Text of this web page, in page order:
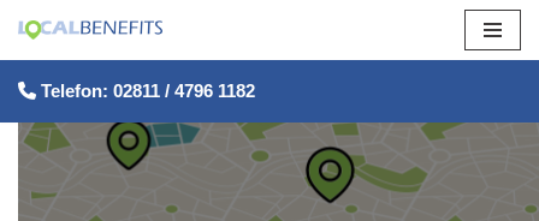
Zum
Inhalt
springen
Telefon: 02811 / 4796 1182